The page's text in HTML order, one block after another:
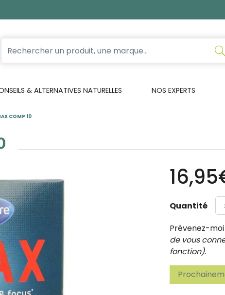
& ALTERNATIVES NATURELLES NOS EXPERTS
COMP 10
Quantité
Prévenez-
de vous
fonction).